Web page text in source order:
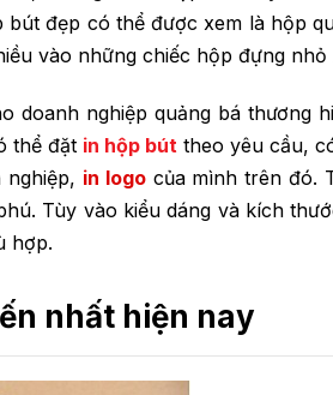
đẹp có thể được xem là hộp
vào những chiếc hộp đựng nhỏ
doanh nghiệp quảng bá thương
thể đặt in hộp bút theo yêu cầu,
in logocủa mình trên đó.
Tùy vào kiểu dáng và kích
hợp.
nhất hiện nay